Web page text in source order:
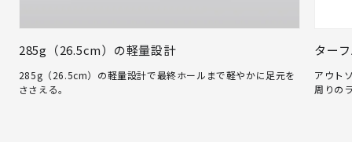
285g（26.5cm）の軽量設計
285g（26.5cm）の軽量設計で最終ホールまで軽やかに足元を
ささえる。
ター
アウト
周りの